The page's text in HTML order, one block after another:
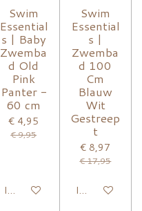
Swim
Essential
s | Baby
Zwemba
d Old
Pink
Panter -
60 cm
€ 4,95
€ 9,95
In winkelwagen
Swim
Essential
s |
Zwemba
d 100
Cm
Blauw
Wit
Gestreep
t
€ 8,97
€ 17,95
In